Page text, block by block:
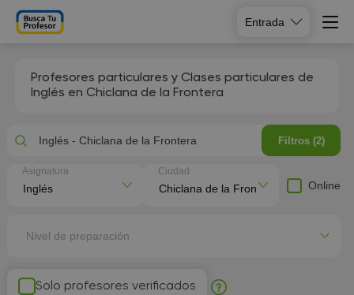
Entrada
Profesores particulares y Clases particulares de
Inglés en Chiclana de la Frontera
Solo profesores verificados
Inglés - Chiclana de la Frontera Filtros (2)
Asignatura Ciudad
Online
Nivel de preparación